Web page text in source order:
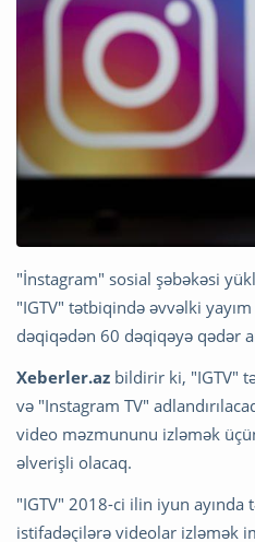
"İnstagram" sosial şəbəkəsi
"IGTV" tətbiqində əvvəlki
dəqiqədən 60 dəqiqəyə qədər
Xeberler.az bildirir ki, "IGTV"
və "Instagram TV"
video məzmununu izləmək
əlverişli olacaq.
"IGTV" 2018-ci ilin iyun ayında
istifadəçilərə videolar izləmək